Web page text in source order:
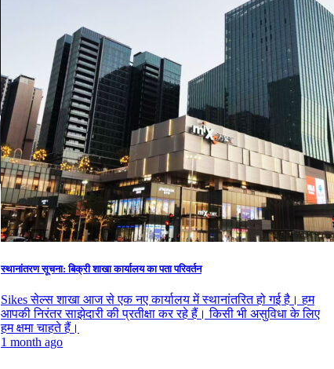
स्थानांतरण सूचना: बिक्री शाखा कार्यालय का पता परिवर्तन
Sikes सेल्स शाखा आज से एक नए कार्यालय में स्थानांतरित हो गई है। हम
आपकी निरंतर साझेदारी की प्रतीक्षा कर रहे हैं। किसी भी असुविधा के लिए
हम क्षमा चाहते हैं।
1 month ago